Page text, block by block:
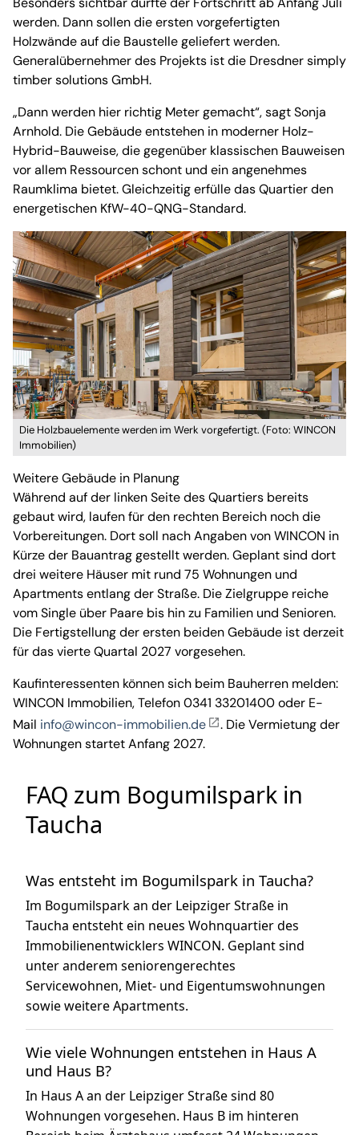
werden. Dann sollen die ersten vorgefertigten
Holzwände auf die Baustelle geliefert werden.
Generalübernehmer des Projekts ist die Dresdner simply
timber solutions GmbH.
„Dann werden hier richtig Meter gemacht“, sagt Sonja
Arnhold. Die Gebäude entstehen in moderner Holz-
Hybrid-Bauweise, die gegenüber klassischen Bauweisen
vor allem Ressourcen schont und ein angenehmes
Raumklima bietet. Gleichzeitig erfülle das Quartier den
energetischen KfW-40-QNG-Standard.
Die Holzbauelemente werden im Werk vorgefertigt. (Foto: WINCON
Immobilien)
Weitere Gebäude in Planung
Während auf der linken Seite des Quartiers bereits
gebaut wird, laufen für den rechten Bereich noch die
Vorbereitungen. Dort soll nach Angaben von WINCON in
Kürze der Bauantrag gestellt werden. Geplant sind dort
drei weitere Häuser mit rund 75 Wohnungen und
Apartments entlang der Straße. Die Zielgruppe reiche
vom Single über Paare bis hin zu Familien und Senioren.
Die Fertigstellung der ersten beiden Gebäude ist derzeit
für das vierte Quartal 2027 vorgesehen.
Kaufinteressenten können sich beim Bauherren melden:
WINCON Immobilien, Telefon 0341 33201400 oder E-
Mail info@wincon-immobilien.de
. Die Vermietung der
Wohnungen startet Anfang 2027.
FAQ zum Bogumilspark in
Taucha
Was entsteht im Bogumilspark in Taucha?
Im Bogumilspark an der Leipziger Straße in
Taucha entsteht ein neues Wohnquartier des
Immobilienentwicklers WINCON. Geplant sind
unter anderem seniorengerechtes
Servicewohnen, Miet- und Eigentumswohnungen
sowie weitere Apartments.
Wie viele Wohnungen entstehen in Haus A
und Haus B?
In Haus A an der Leipziger Straße sind 80
Wohnungen vorgesehen. Haus B im hinteren